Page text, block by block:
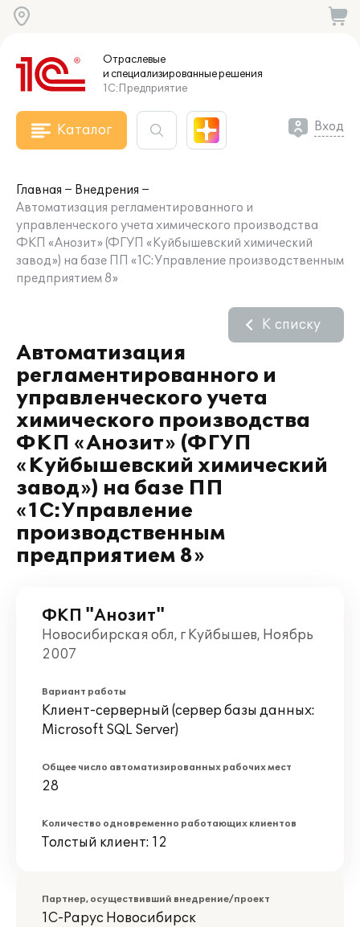
Отраслевые
и специализированныерешения
1С:Предприятие
Каталог Вход
Главная
Внедрения
Автоматизация регламентированного и
управленческого учета химического производства
ФКП «Анозит» (ФГУП «Куйбышевский химический
завод») на базе ПП «1С:Управление производственным
предприятием 8»
Автоматизация
регламентированного и
управленческого учета
химического производства
ФКП «Анозит» (ФГУП
«Куйбышевский химический
завод») на базе ПП
«1С:Управление
производственным
предприятием 8»
К списку
ФКП "Анозит"
Новосибирская обл, г Куйбышев, Ноябрь
2007
Вариант работы
Клиент-серверный (сервер базы данных:
Microsoft SQL Server)
Общее число автоматизированных рабочих мест
28
Количество одновременно работающих клиентов
Толстый клиент: 12
Партнер, осуществивший внедрение/проект
1С-Рарус Новосибирск